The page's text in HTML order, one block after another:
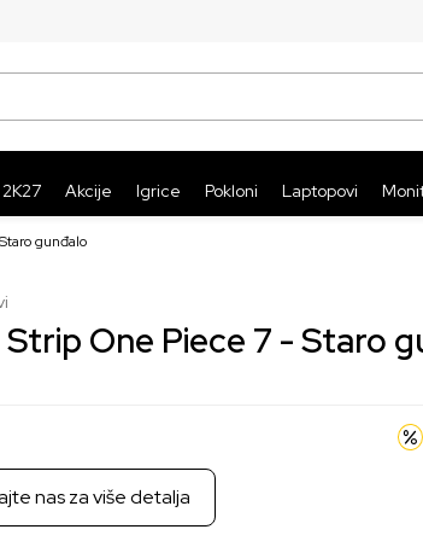
BESPLATNA
Akcije Igrice Pokloni Laptopovi
gunđalo
One Piece 7 - Staro
nas za više detalja